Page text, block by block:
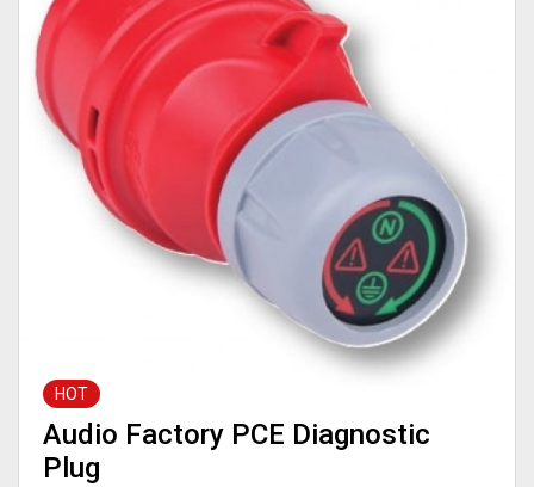
HOT
Audio Factory PCE Diagnostic
Plug